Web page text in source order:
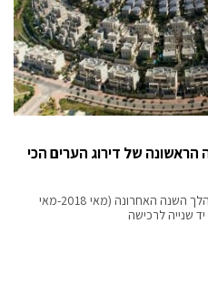
הראשונה של דירוג הערים הכי
מנתונים שמפרסם אתר יד2 עולה כי במהלך השנה האחרונה (מאי 2018-מאי